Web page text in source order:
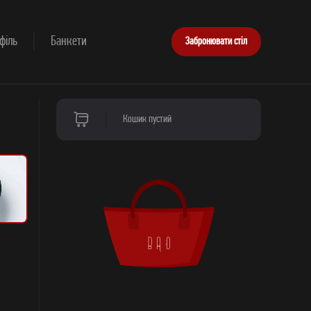
Банкети Забронювати стіл
Кошик пустий